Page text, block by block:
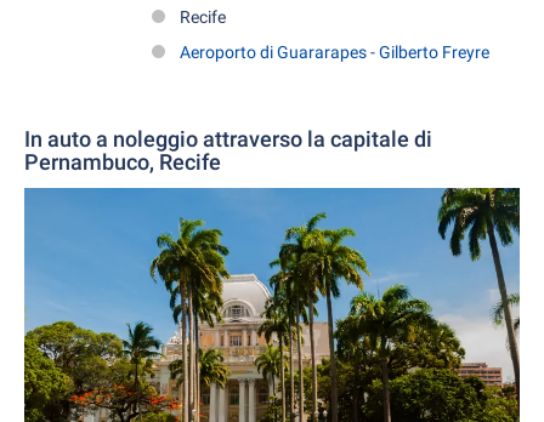
Recife
Aeroporto di Guararapes - Gilberto Freyre
In auto a noleggio attraverso la capitale di
Pernambuco, Recife